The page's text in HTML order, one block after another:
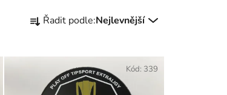
a
e
Řadit podle:Nejlevnější
Kód: 339